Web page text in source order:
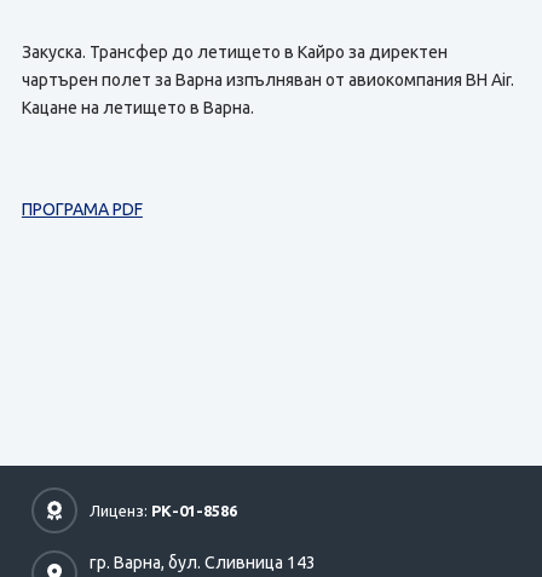
Закуска. Трансфер до летището в Кайро за директен
чартърен полет за Варна изпълняван от авиокомпания BH Air.
Кацане на летището в Варна.
ПРОГРАМА PDF
Лиценз: РК-01-8586
гр. Варна, бул. Сливница 143